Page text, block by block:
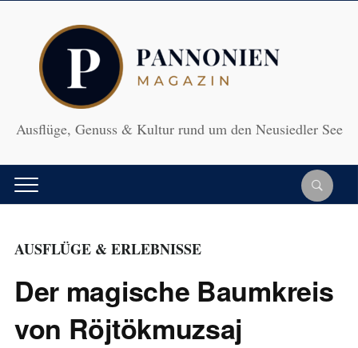
Ausflüge, Genuss & Kultur rund um den Neusiedler See
AUSFLÜGE & ERLEBNISSE
Der magische Baumkreis
von Röjtökmuzsaj